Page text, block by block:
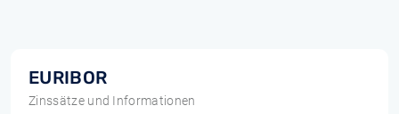
EURIBOR
Zinssätze und Informationen